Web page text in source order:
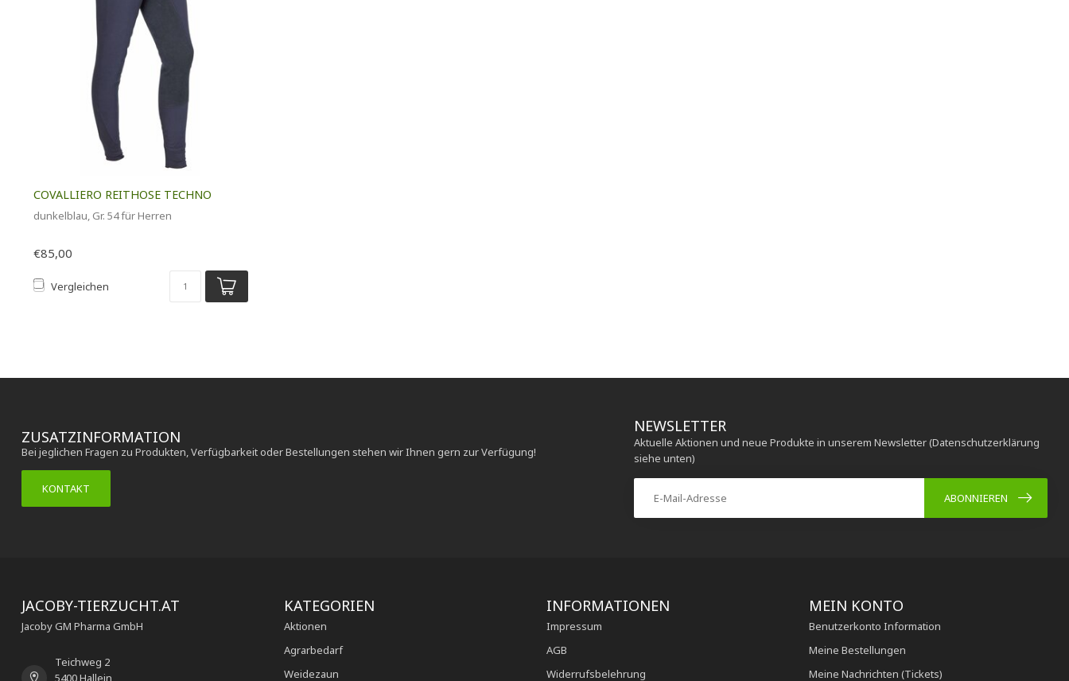
COVALLIERO REITHOSE TECHNO
dunkelblau, Gr. 54 für Herren
€85,00
Vergleichen
ZUSATZINFORMATION
Bei jeglichen Fragen zu Produkten, Verfügbarkeit oder Bestellungen stehen wir Ihnen gern zur Verfügung!
KONTAKT
NEWSLETTER
Aktuelle Aktionen und neue Produkte in unserem Newsletter (Datenschutzerklärung
siehe unten)
ABONNIEREN
JACOBY-TIERZUCHT.AT
Jacoby GM Pharma GmbH
Teichweg 2
5400 Hallein
KATEGORIEN
Aktionen
Agrarbedarf
Weidezaun
INFORMATIONEN
Impressum
AGB
Widerrufsbelehrung
MEIN KONTO
Benutzerkonto Information
Meine Bestellungen
Meine Nachrichten (Tickets)